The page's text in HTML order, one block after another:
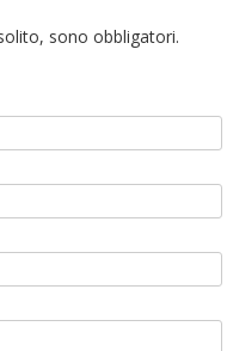
sono obbligatori.